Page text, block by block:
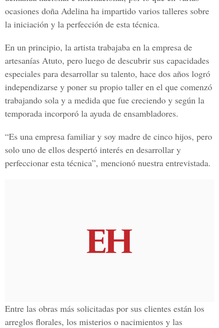
ocasiones doña Adelina ha impartido varios talleres sobre
la iniciación y la perfección de esta técnica.
En un principio, la artista trabajaba en la empresa de
artesanías Atuto, pero luego de descubrir sus capacidades
especiales para desarrollar su talento, hace dos años logró
independizarse y poner su propio taller en el que comenzó
trabajando sola y a medida que fue creciendo y según la
temporada incorporó la ayuda de ensambladores.
“Es una empresa familiar y soy madre de cinco hijos, pero
solo uno de ellos despertó interés en desarrollar y
perfeccionar esta técnica”, mencionó nuestra entrevistada.
Entre las obras más solicitadas por sus clientes están los
arreglos florales, los misterios o nacimientos y las